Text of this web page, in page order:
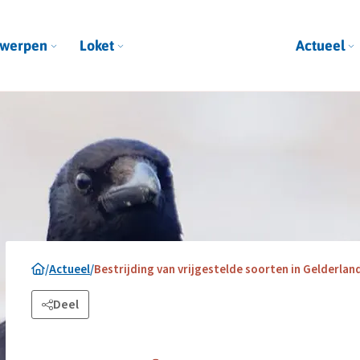
Loket Actueel
/Actueel/Bestrijding van vrijgestelde soorten in
Deel